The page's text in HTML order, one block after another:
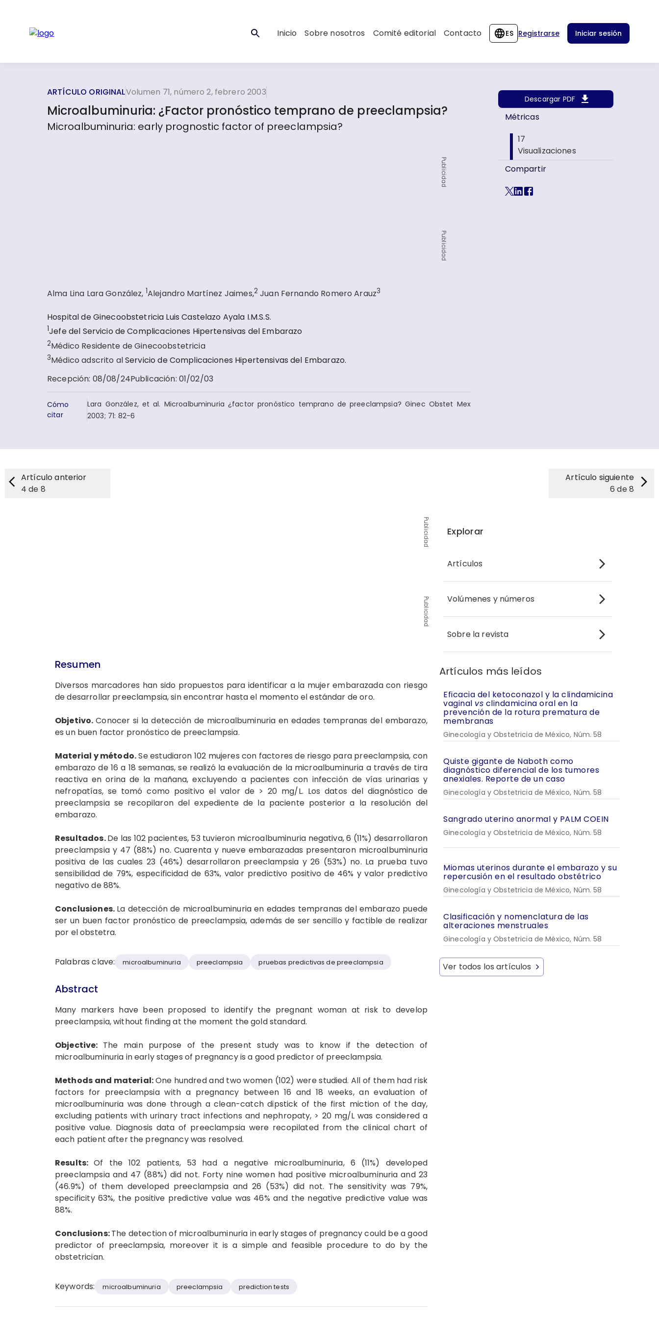
Inicio Sobre nosotros Comité editorial Contacto ES Registrarse Iniciar sesión
ARTÍCULO ORIGINALVolumen 71, número 2, febrero 2003
Microalbuminuria: ¿Factor pronóstico temprano de preeclampsia?
Microalbuminuria: early prognostic factor of preeclampsia?
Publicidad
Publicidad
Alma Lina Lara González, 1Alejandro Martínez Jaimes,2 Juan Fernando Romero Arauz3
Hospital de Ginecoobstetricia Luis Castelazo Ayala I.M.S.S.
1Jefe del Servicio de Complicaciones Hipertensivas del Embarazo
2Médico Residente de Ginecoobstetricia
3Médico adscrito alServicio de Complicaciones Hipertensivas del Embarazo.
Recepción: 08/08/24Publicación: 01/02/03
Cómo
citar
Lara González, et al. Microalbuminuria ¿factor pronóstico temprano de preeclampsia? Ginec Obstet Mex
2003; 71: 82-6
Descargar PDF
Métricas
17
Visualizaciones
Compartir
Artículo anterior
4 de 8
Artículo siguiente
6 de8
Publicidad
Publicidad
Resumen
Diversos marcadores han sido propuestos para identificar a la mujer embarazada con riesgo
de desarrollar preeclampsia, sin encontrar hasta el momento el estándar de oro.
Objetivo.Conocer si la detección de microalbuminuria en edades tempranas del embara­zo,
es un buen factor pronóstico de preeclampsia.
Material y método.Se estudiaron 102 mujeres con factores de riesgo para preeclampsia, con
embarazo de 16 a 18 semanas, se realizó la evaluación de la microalbuminuria a través de tira
reactiva en orina de la maña­na, excluyendo a pacientes con infección de vías urinarias y
nefropatías, se tomó como po­sitivo el valor de > 20 mg/L. Los datos del diagnóstico de
preeclampsia se recopilaron del expediente de la paciente posterior a la resolución del
embarazo.
Resultados.De las 102 pacientes, 53 tuvieron microalbuminuria negativa, 6 (11%) desarrollaron
preeclampsia y 47 (88%) no. Cuarenta y nueve embarazadas presentaron microalbuminuria
positiva de las cua­les 23 (46%) desarrollaron preeclampsia y 26 (53%) no. La prueba tuvo
sensibilidad de 79%, especificidad de 63%, valor predictivo positivo de 46% y valor predictivo
negativo de 88%.
Conclusiones. La detección de microalbuminuria en edades tempranas del embarazo pue­de
ser un buen factor pronóstico de preeclampsia, además de ser sencillo y factible de rea­lizar
por el obstetra.
Palabras clave: microalbuminuria preeclampsia pruebas predictivas de preeclampsia
Abstract
Many markers have been proposed to identify the pregnant woman at risk to develop
preeclampsia, without finding at the moment the gold standard.
Objective: The main purpose of the present study was to know if the detection of
microalbuminuria in early stages of pregnancy is a good predictor of preeclampsia.
Methods and material:One hundred and two women (102) were studied. All of them had risk
factors for preeclampsia with a pregnancy between 16 and 18 weeks, an evaluation of
microalbuminuria was done through a clean-catch dipstick of the first miction of the day,
excluding patients with urinary tract infections and nephropaty, > 20 mg/L was considered a
positive value. Diagnosis data of preeclampsia were recopilated from the clinical chart of
each patient after the pregnancy was resolved.
Results:Of the 102 patients, 53 had a negative microalbuminuria, 6 (11%) developed
preeclampsia and 47 (88%) did not. Forty nine women had positive microalbuminuria and 23
(46.9%) of them developed preeclampsia and 26 (53%) did not. The sensitivity was 79%,
specificity 63%, the positive predictive value was 46% and the negative predictive value was
88%.
Conclusions:The detection of microalbuminuria in early stages of pregnancy could be a good
predictor of preeclampsia, moreover it is a simple and feasible procedure to do by the
obstetrician.
Keywords: microalbuminuria preeclampsia prediction tests
Explorar
Artículos
Volúmenes y números
Sobre la revista
Artículos más leídos
Eficacia del ketoconazol y la clindamicina
vaginal vs clindamicina oral en la
prevención de la rotura prematura de
membranas
Ginecología y Obstetricia de México, Núm. 58
Quiste gigante de Naboth como
diagnóstico diferencial de los tumores
anexiales. Reporte de un caso
Ginecología y Obstetricia de México, Núm. 58
Sangrado uterino anormal y PALM COEIN
Ginecología y Obstetricia de México, Núm. 58
Miomas uterinos durante el embarazo y su
repercusión en el resultado obstétrico
Ginecología y Obstetricia de México, Núm. 58
Clasificación y nomenclatura de las
alteraciones menstruales
Ginecología y Obstetricia de México, Núm. 58
Ver todos los artículos